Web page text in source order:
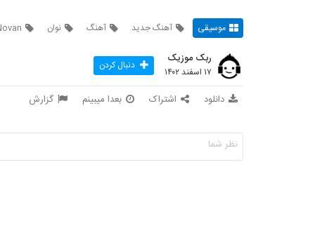
موسیقی آهنگ جدید آهنگ نوان
ربک موزیک
۱۷ اسفند ۱۴۰۲ دنبال کردن
دانلود اشتراک بعدا میبینم گزارش